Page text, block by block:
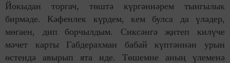
Йокыдан торгач, төштә күргәннәрем тынгылык
бирмәде. Кәфенлек күрдем, кем булса да үләдер,
мөгаен, дип борчылдым. Сиксәнгә җитеп килүче
мәчет карты Габдерахман бабай күптәннән урын
өстендә авырып ята иде. Төшемне аның үлеменә